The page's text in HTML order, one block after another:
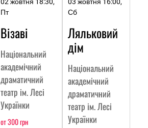
02 жовтня 18:30,
Пт
Візаві
Національний
академічний
драматичний
театр ім. Лесі
Українки
от 300 грн
03 жовтня 16:00,
Сб
Ляльковий
дім
Національний
академічний
драматичний
театр ім. Лесі
Українки